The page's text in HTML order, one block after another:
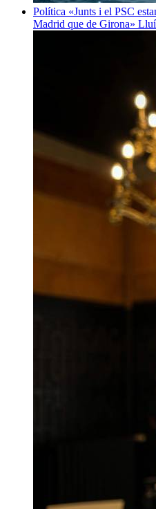
Política «Junts i el PSC
Madrid que de Girona»